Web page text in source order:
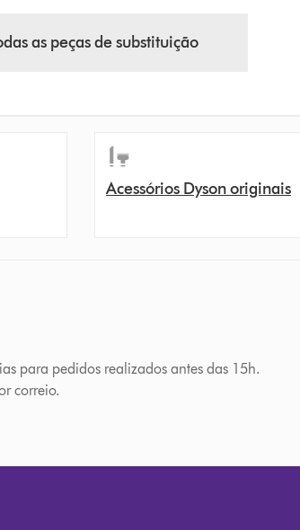
as peças de substituição
Acessórios Dyson originais
para pedidos realizados antes das 15h.
correio.